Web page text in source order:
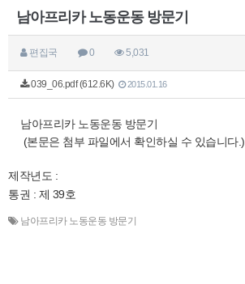
남아프리카 노동운동 방문기
편집국 0 5,031
039_06.pdf (612.6K) 2015.01.16
남아프리카 노동운동 방문기
(본문은 첨부 파일에서 확인하실 수 있습니다.)
제작년도 :
통권 : 제 39호
남아프리카 노동운동 방문기